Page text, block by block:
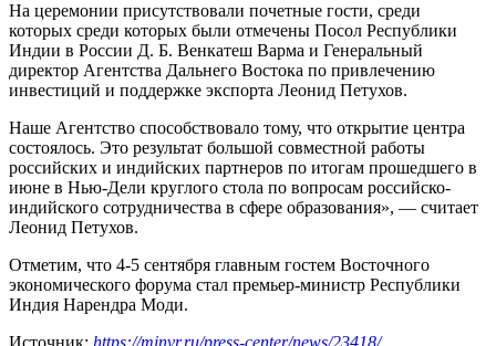
На церемонии присутствовали почетные гости, среди
которых среди которых были отмечены Посол Республики
Индии в России Д. Б. Венкатеш Варма и Генеральный
директор Агентства Дальнего Востока по привлечению
инвестиций и поддержке экспорта Леонид Петухов.
Наше Агентство способствовало тому, что открытие центра
состоялось. Это результат большой совместной работы
российских и индийских партнеров по итогам прошедшего в
июне в Нью-Дели круглого стола по вопросам российско-
индийского сотрудничества в сфере образования», — считает
Леонид Петухов.
Отметим, что 4-5 сентября главным гостем Восточного
экономического форума стал премьер-министр Республики
Индия Нарендра Моди.